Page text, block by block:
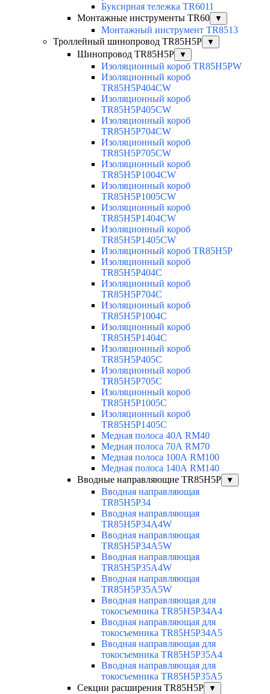
Буксирная тележка TR6011
Монтажные инструменты TR60
▼
Монтажный инструмент TR8513
Троллейный шинопровод TR85H5P
▼
Шинопровод TR85H5P ▼
Изоляционный короб TR85H5PW
Изоляционный короб
TR85H5P404CW
Изоляционный короб
TR85H5P405CW
Изоляционный короб
TR85H5P704CW
Изоляционный короб
TR85H5P705CW
Изоляционный короб
TR85H5P1004CW
Изоляционный короб
TR85H5P1005CW
Изоляционный короб
TR85H5P1404CW
Изоляционный короб
TR85H5P1405CW
Изоляционный короб TR85H5P
Изоляционный короб
TR85H5P404C
Изоляционный короб
TR85H5P704C
Изоляционный короб
TR85H5P1004C
Изоляционный короб
TR85H5P1404C
Изоляционный короб
TR85H5P405C
Изоляционный короб
TR85H5P705C
Изоляционный короб
TR85H5P1005C
Изоляционный короб
TR85H5P1405C
Медная полоса 40А RM40
Медная полоса 70А RM70
Медная полоса 100А RM100
Медная полоса 140А RM140
Вводные направляющие TR85H5P
▼
Вводная направляющая
TR85H5P34
Вводная направляющая
TR85H5P34A4W
Вводная направляющая
TR85H5P34A5W
Вводная направляющая
TR85H5P35A4W
Вводная направляющая
TR85H5P35A5W
Вводная направляющая для
токосъемника TR85H5P34A4
Вводная направляющая для
токосъемника TR85H5P34A5
Вводная направляющая для
токосъемника TR85H5P35A4
Вводная направляющая для
токосъемника TR85H5P35A5
Секции расширения TR85H5P
▼